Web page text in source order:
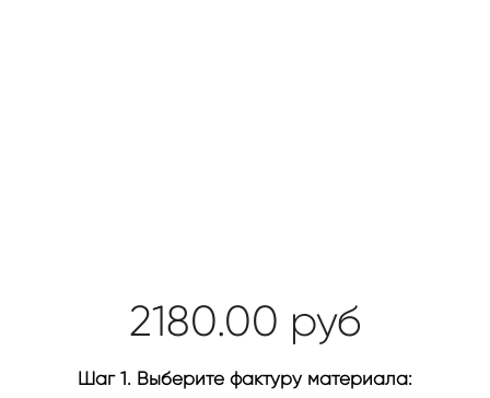
2180.00 руб
Шаг 1. Выберите фактуру материала: